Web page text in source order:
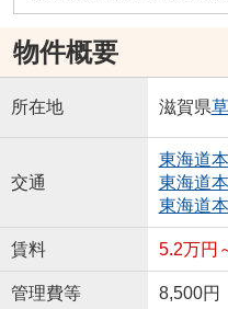
物件概要
所在地 滋賀県
交通
東海道
東海道
東海道
賃料 5.2万円
管理費等 8,500円